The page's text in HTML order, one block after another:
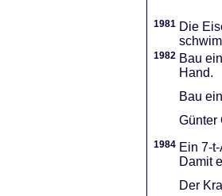
1981 Die
1982 Bau
Hand.
Bau
Günter
1984 Ein 7-
Damit
Der